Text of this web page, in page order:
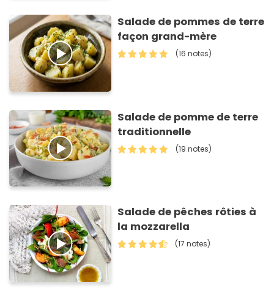
Salade de pommes de terre
façon grand-mère
(16 notes)
Salade de pomme de terre
traditionnelle
(19 notes)
Salade de pêches rôties à
la mozzarella
(17 notes)